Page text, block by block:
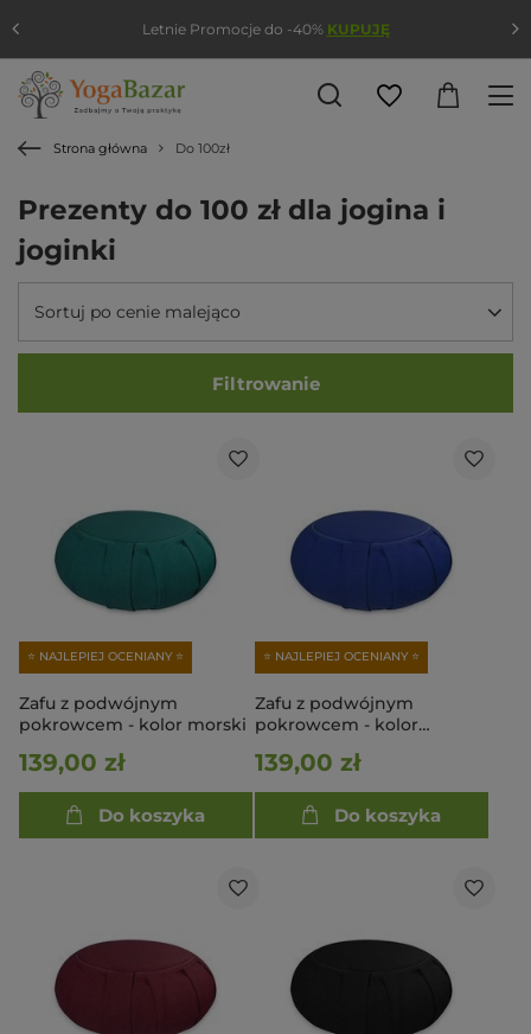
Strona główna Do 100zł
Prezenty do 100 zł dla jogina i
joginki
Sortuj po cenie malejąco
Filtrowanie
⭐ NAJLEPIEJ OCENIANY ⭐
Zafu z podwójnym
pokrowcem - kolor morski
139,00 zł
Do koszyka
⭐ NAJLEPIEJ OCENIANY ⭐
Zafu z podwójnym
pokrowcem - kolor
139,00 zł
Do koszyka
Letnie Promocje do -40% KUPUJĘ